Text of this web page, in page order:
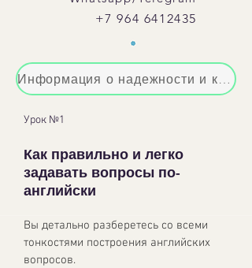
+7 964 6412435
Информация о надежности и конфиденциальности оплаты вашего заказа
Урок №1
Как правильно и легко
задавать вопросы по-
английски
Вы детально разберетесь со всеми
тонкостями построения английских
вопросов.